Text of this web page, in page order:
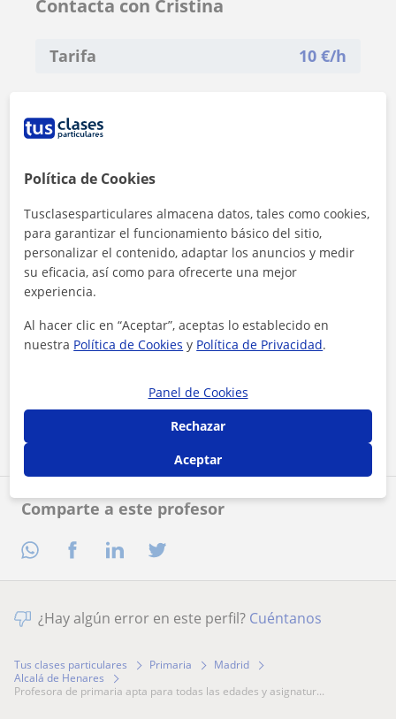
Comparte a este profesor
Contacta con Cristina
Tarifa 10 €/h
Contactar ahora
¿Hay algún error en este perfil? Cuéntanos
Tus clases particulares Primaria
Madrid
Alcalá de Henares
profesora de primaria apta para todas las edades y asignatur...
Política de Cookies
Tusclasesparticulares almacena datos, tales como cookies,
para garantizar el funcionamiento básico del sitio,
personalizar el contenido, adaptar los anuncios y medir
su eficacia, así como para ofrecerte una mejor
experiencia.
Al hacer clic en “Aceptar”, aceptas lo establecido en
nuestra Política de Cookies y Política de Privacidad.
Panel de Cookies
Rechazar
Aceptar